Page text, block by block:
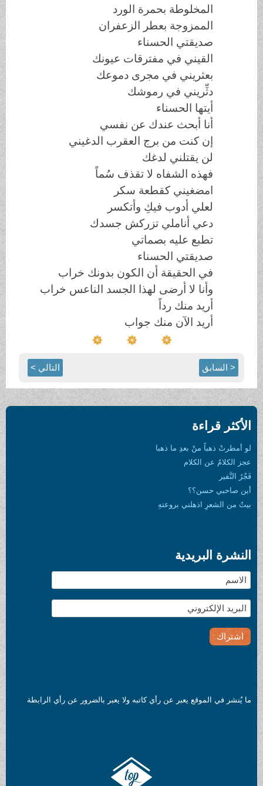
المخلوطة بحمرة الورد
الممزوجة بعطر الزعفران
صديقتي الحسناء
القيني في مفترقات عيونك
بعثريني في مجرى دموعك
دثِّريني في رموشك
أيتها الحسناء
أنا أبحث عندك عن نفسي
إن كنت من برج العقرب الدغيني
لن يقتلني لدغك
فهذه الشفاه لا تقذف سُماً
امضغيني كقطعة سكر
لعلي أدوب فيكِ وأتكسر
دعي أناملي تزركش جسدك
تطبع عليه بصماتي
صديقتي الحسناء
في الحقيقة أن الكون بدونك خراب
وأنا لا أرضى لهذا الجسد الناعس خراب
أريد منك رداً
أريد الآن منك جواب
< السابق التالي >
الأكثر قراءة
لو أمطرتْ ذهباً منْ بعدِ ما ذهبا
عجز الكلامُ عن الكلام
فَجْرُ النَّفير
أين صاحبي حسن؟؟
بيتٌ من الشعرِ اذهلني بروعتهِ
النشرة البريدية
ما يُنشر في الموقع يعبر عن رأي كاتبه ولا يعبر بالضرور عن رأي الرابطة